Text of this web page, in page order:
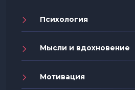
Психология
Мысли и вдохновение
Мотивация